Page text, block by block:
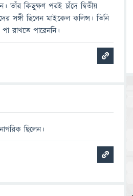
কিছুক্ষণ পরই চাঁদে দ্বিতীয়
সঙ্গী ছিলেন মাইকেল কলিন্স। তিনি
রাখতে পারেননি।
ছিলেন।